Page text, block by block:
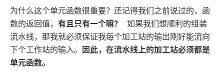
为什么这个单元函数很重要？还记得我们之前说过的，函
数的返回值， 有且只有一个嘛？
如果我们想顺利的组装
流水线，那我就必须保证我每个加工站的输出刚好能流向
下个工作站的输入。 因此，在流水线上的加工站必须都是
单元函数。